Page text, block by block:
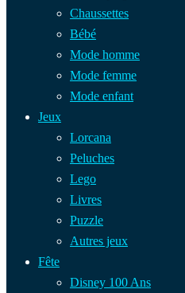
Chaussettes
Bébé
Mode homme
Mode femme
Mode enfant
Jeux
Lorcana
Peluches
Lego
Livres
Puzzle
Autres jeux
Fête
Disney 100 Ans